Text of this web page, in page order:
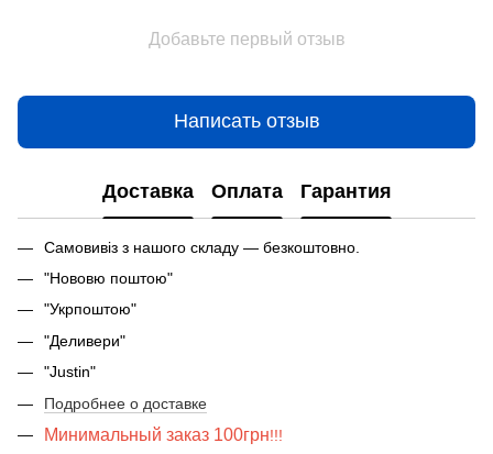
Добавьте первый отзыв
Написать отзыв
Доставка Оплата Гарантия
Самовивіз з нашого складу — безкоштовно.
"Нововю поштою"
"Укрпоштою"
"Деливери"
"Justin"
Подробнее о доставке
Минимальный заказ 100грн!!!